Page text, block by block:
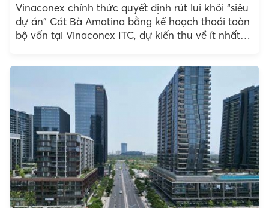
Vinaconex chính thức quyết định rút lui khỏi “siêu
dự án" Cát Bà Amatina bằng kế hoạch thoái toàn
bộ vốn tại Vinaconex ITC, dự kiến thu về ít nhất